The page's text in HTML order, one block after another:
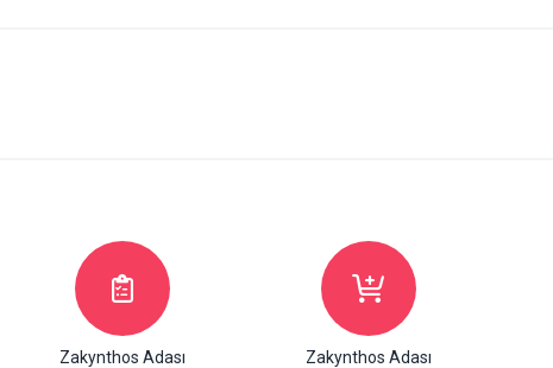
Zakynthos Adası
Zakynthos Adası